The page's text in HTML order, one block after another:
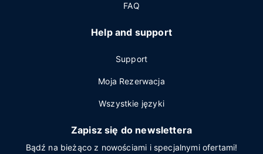
FAQ
Help and support
Support
Moja Rezerwacja
Wszystkie języki
Zapisz się do newslettera
Bądź na bieżąco z nowościami i specjalnymi ofertami!